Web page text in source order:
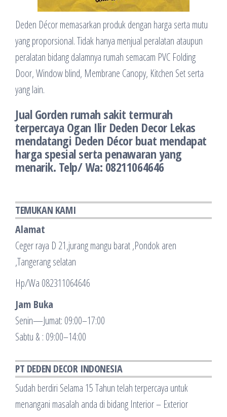
Deden Décor memasarkan produk dengan harga serta mutu
yang proporsional. Tidak hanya menjual peralatan ataupun
peralatan bidang dalamnya rumah semacam PVC Folding
Door, Window blind, Membrane Canopy, Kitchen Set serta
yang lain.
Jual Gorden rumah sakit termurah
terpercaya Ogan Ilir Deden Decor Lekas
mendatangi Deden Décor buat mendapat
harga spesial serta penawaran yang
menarik. Telp/ Wa: 08211064646
TEMUKAN KAMI
Alamat
Ceger raya D 21,jurang mangu barat ,Pondok aren
,Tangerang selatan
Hp/Wa 082311064646
Jam Buka
Senin—Jumat: 09:00–17:00
Sabtu & : 09:00–14:00
PT DEDEN DECOR INDONESIA
Sudah berdiri Selama 15 Tahun telah terpercaya untuk
menangani masalah anda di bidang Interior – Exterior